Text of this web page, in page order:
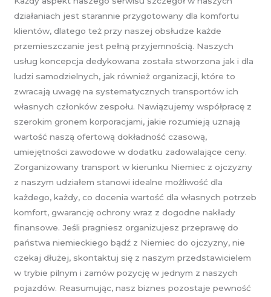
działaniach jest starannie przygotowany dla komfortu
klientów, dlatego też przy naszej obsłudze każde
przemieszczanie jest pełną przyjemnością. Naszych
usług koncepcja dedykowana została stworzona jak i dla
ludzi samodzielnych, jak również organizacji, które to
zwracają uwagę na systematycznych transportów ich
własnych członków zespołu. Nawiązujemy współpracę z
szerokim gronem korporacjami, jakie rozumieją uznają
wartość naszą ofertową dokładność czasową,
umiejętności zawodowe w dodatku zadowalające ceny.
Zorganizowany transport w kierunku Niemiec z ojczyzny
z naszym udziałem stanowi idealne możliwość dla
każdego, każdy, co docenia wartość dla własnych potrzeb
komfort, gwarancję ochrony wraz z dogodne nakłady
finansowe. Jeśli pragniesz organizujesz przeprawę do
państwa niemieckiego bądź z Niemiec do ojczyzny, nie
czekaj dłużej, skontaktuj się z naszym przedstawicielem
w trybie pilnym i zamów pozycję w jednym z naszych
pojazdów. Reasumując, nasz biznes pozostaje pewność